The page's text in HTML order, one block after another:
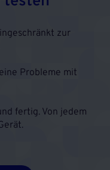
zur
Probleme mit
fertig. Von jedem